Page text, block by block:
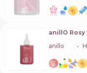
anillO
anillo